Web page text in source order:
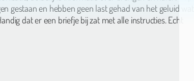
dat er een briefje bij zat met alle instructies. Echt